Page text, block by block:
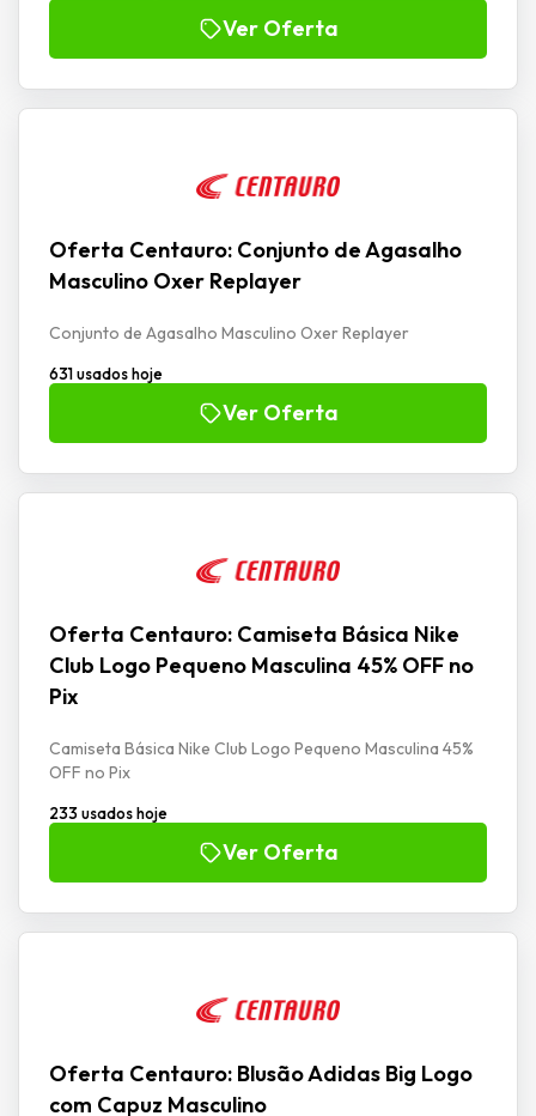
Ver Oferta
Oferta Centauro: Conjunto de Agasalho
Masculino Oxer Replayer
Conjunto de Agasalho Masculino Oxer Replayer
631 usados hoje
Ver Oferta
Oferta Centauro: Camiseta Básica Nike
Club Logo Pequeno Masculina 45% OFF no
Pix
Camiseta Básica Nike Club Logo Pequeno Masculina 45%
OFF no Pix
233 usados hoje
Ver Oferta
Oferta Centauro: Blusão Adidas Big Logo
com Capuz Masculino